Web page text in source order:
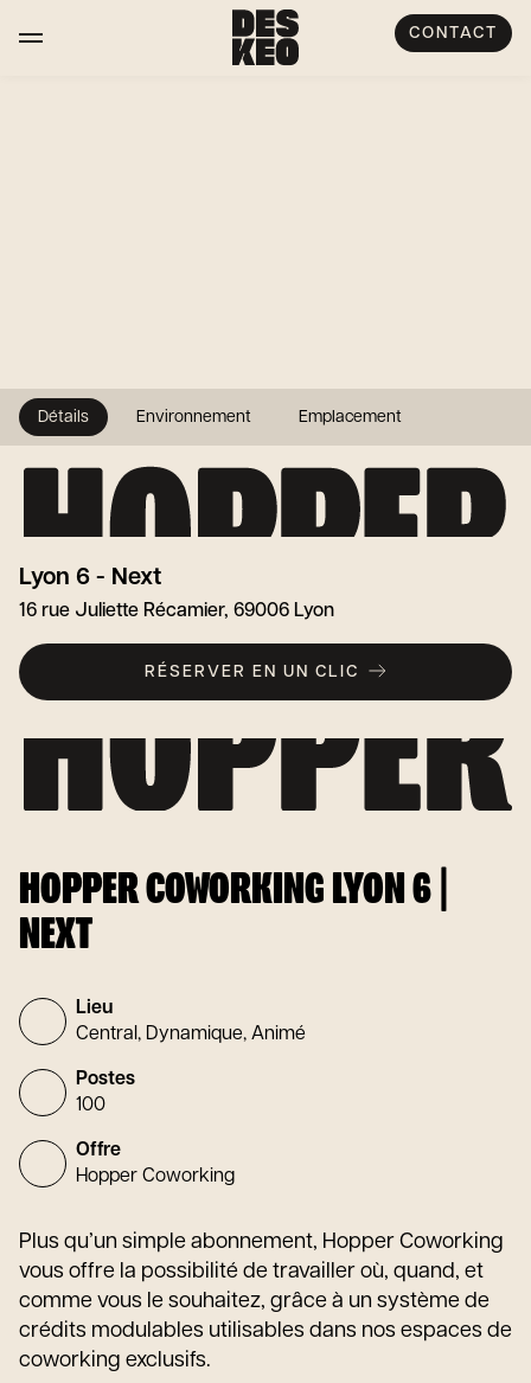
CONTACT
Lyon 6 - Next
16 rue Juliette Récamier, 69006 Lyon
RÉSERVER EN UN CLIC
Détails Environnement Emplacement
HOPPER COWORKING LYON 6 |
NEXT
Lieu
Central, Dynamique, Animé
Postes
100
Offre
Hopper Coworking
Plus qu’un simple abonnement, Hopper Coworking
vous offre la possibilité de travailler où, quand, et
comme vous le souhaitez, grâce à un système de
crédits modulables utilisables dans nos espaces de
coworking exclusifs.